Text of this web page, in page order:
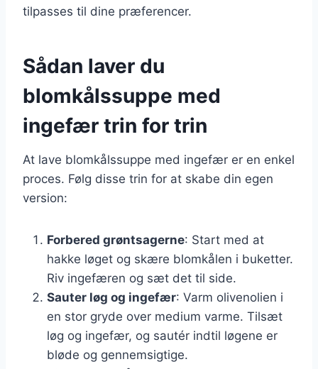
tilpasses til dine præferencer.
Sådan laver du
blomkålssuppe med
ingefær trin for trin
At lave blomkålssuppe med ingefær er en enkel
proces. Følg disse trin for at skabe din egen
version:
Forbered grøntsagerne: Start med at
hakke løget og skære blomkålen i buketter.
Riv ingefæren og sæt det til side.
Sauter løg og ingefær: Varm olivenolien i
en stor gryde over medium varme. Tilsæt
løg og ingefær, og sautér indtil løgene er
bløde og gennemsigtige.